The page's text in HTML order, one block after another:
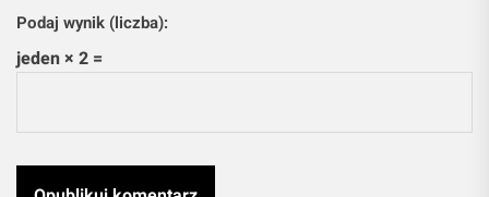
Podaj wynik (liczba):
jeden × 2 =